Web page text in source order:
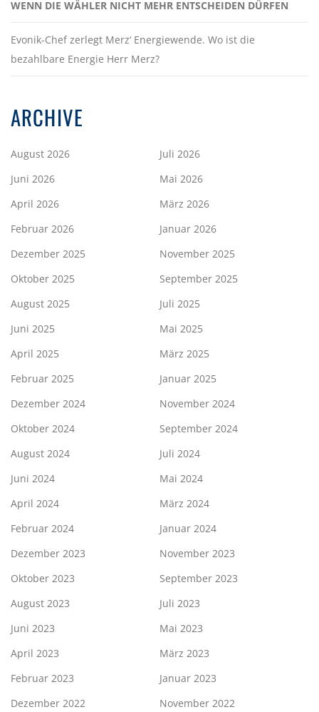
WENN DIE WÄHLER NICHT MEHR ENTSCHEIDEN DÜRFEN
Evonik-Chef zerlegt Merz‘ Energiewende. Wo ist die
bezahlbare Energie Herr Merz?
ARCHIVE
August 2026
Juli 2026
Juni 2026
Mai 2026
April 2026
März 2026
Februar 2026
Januar 2026
Dezember 2025
November 2025
Oktober 2025
September 2025
August 2025
Juli 2025
Juni 2025
Mai 2025
April 2025
März 2025
Februar 2025
Januar 2025
Dezember 2024
November 2024
Oktober 2024
September 2024
August 2024
Juli 2024
Juni 2024
Mai 2024
April 2024
März 2024
Februar 2024
Januar 2024
Dezember 2023
November 2023
Oktober 2023
September 2023
August 2023
Juli 2023
Juni 2023
Mai 2023
April 2023
März 2023
Februar 2023
Januar 2023
Dezember 2022
November 2022